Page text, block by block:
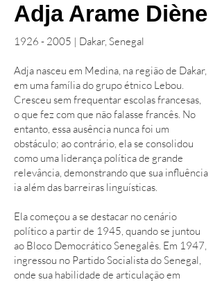
Adja Arame Diène
1926 - 2005 | Dakar, Senegal
Adja nasceu em Medina, na região de Dakar,
em uma família do grupo étnico Lebou.
Cresceu sem frequentar escolas francesas,
o que fez com que não falasse francês. No
entanto, essa ausência nunca foi um
obstáculo; ao contrário, ela se consolidou
como uma liderança política de grande
relevância, demonstrando que sua influência
ia além das barreiras linguísticas.
Ela começou a se destacar no cenário
político a partir de 1945, quando se juntou
ao Bloco Democrático Senegalês. Em 1947,
ingressou no Partido Socialista do Senegal,
onde sua habilidade de articulação em